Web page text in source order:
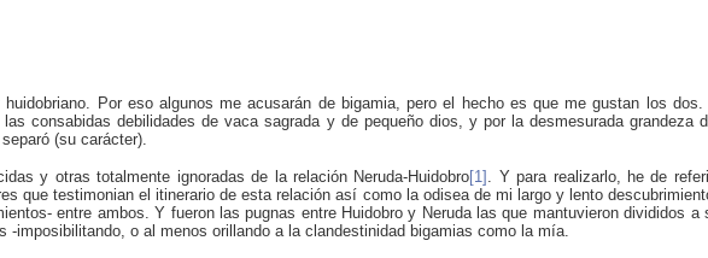
Por eso algunos me acusarán de bigamia, pero el hecho es que me gustan los
consabidas debilidades de vaca sagrada y de pequeño dios, y por la desmesurada grandeza
(su carácter).
y otras totalmente ignoradas de la relación Neruda-Huidobro[1] . Y para realizarlo, he de
que testimonian el itinerario de esta relación así como la odisea de mi largo y lento
entre ambos. Y fueron las pugnas entre Huidobro y Neruda las que mantuvieron divididos
imposibilitando, o al menos orillando a la clandestinidad bigamias como la mía.